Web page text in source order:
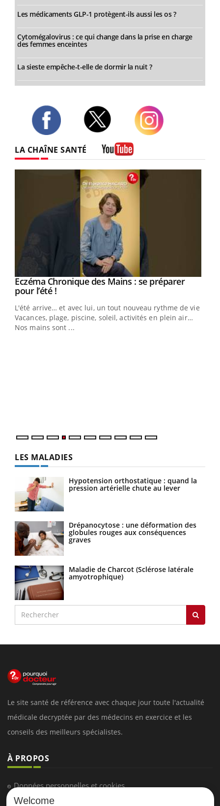
Les médicaments GLP-1 protègent-ils aussi les os ?
Cytomégalovirus : ce qui change dans la prise en charge
des femmes enceintes
La sieste empêche-t-elle de dormir la nuit ?
LA CHAÎNE SANTÉ
Youtube
Eczéma Chronique des Mains : se préparer
pour l’été !Youtube
L'été arrive… et avec lui, un tout nouveau rythme de vie !
Vacances, plage, piscine, soleil, activités en plein air…
Nos mains sont ...
LES MALADIES
Hypotension orthostatique : quand la
pression artérielle chute au lever
Drépanocytose : une déformation des
globules rouges aux conséquences
graves
Maladie de Charcot (Sclérose latérale
amyotrophique)
Le site santé de référence avec chaque jour toute l'actualité
médicale decryptée par des médecins en exercice et les
conseils des meilleurs spécialistes.
À PROPOS
Données personnelles et cookies
Qui sommes-nous
Welcome